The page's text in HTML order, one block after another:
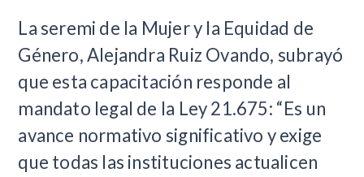
La seremi de la Mujer y la Equidad de
Género, Alejandra Ruiz Ovando, subrayó
que esta capacitación responde al
mandato legal de la Ley 21.675: “Es un
avance normativo significativo y exige
que todas las instituciones actualicen